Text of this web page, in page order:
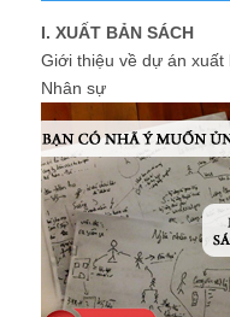
I. XUẤT BẢN SÁCH
Giới thiệu về dự án xuất
Nhân sự